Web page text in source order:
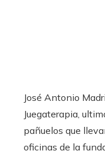
José Antonio
Juegaterapia,
pañuelos que
oficinas de la